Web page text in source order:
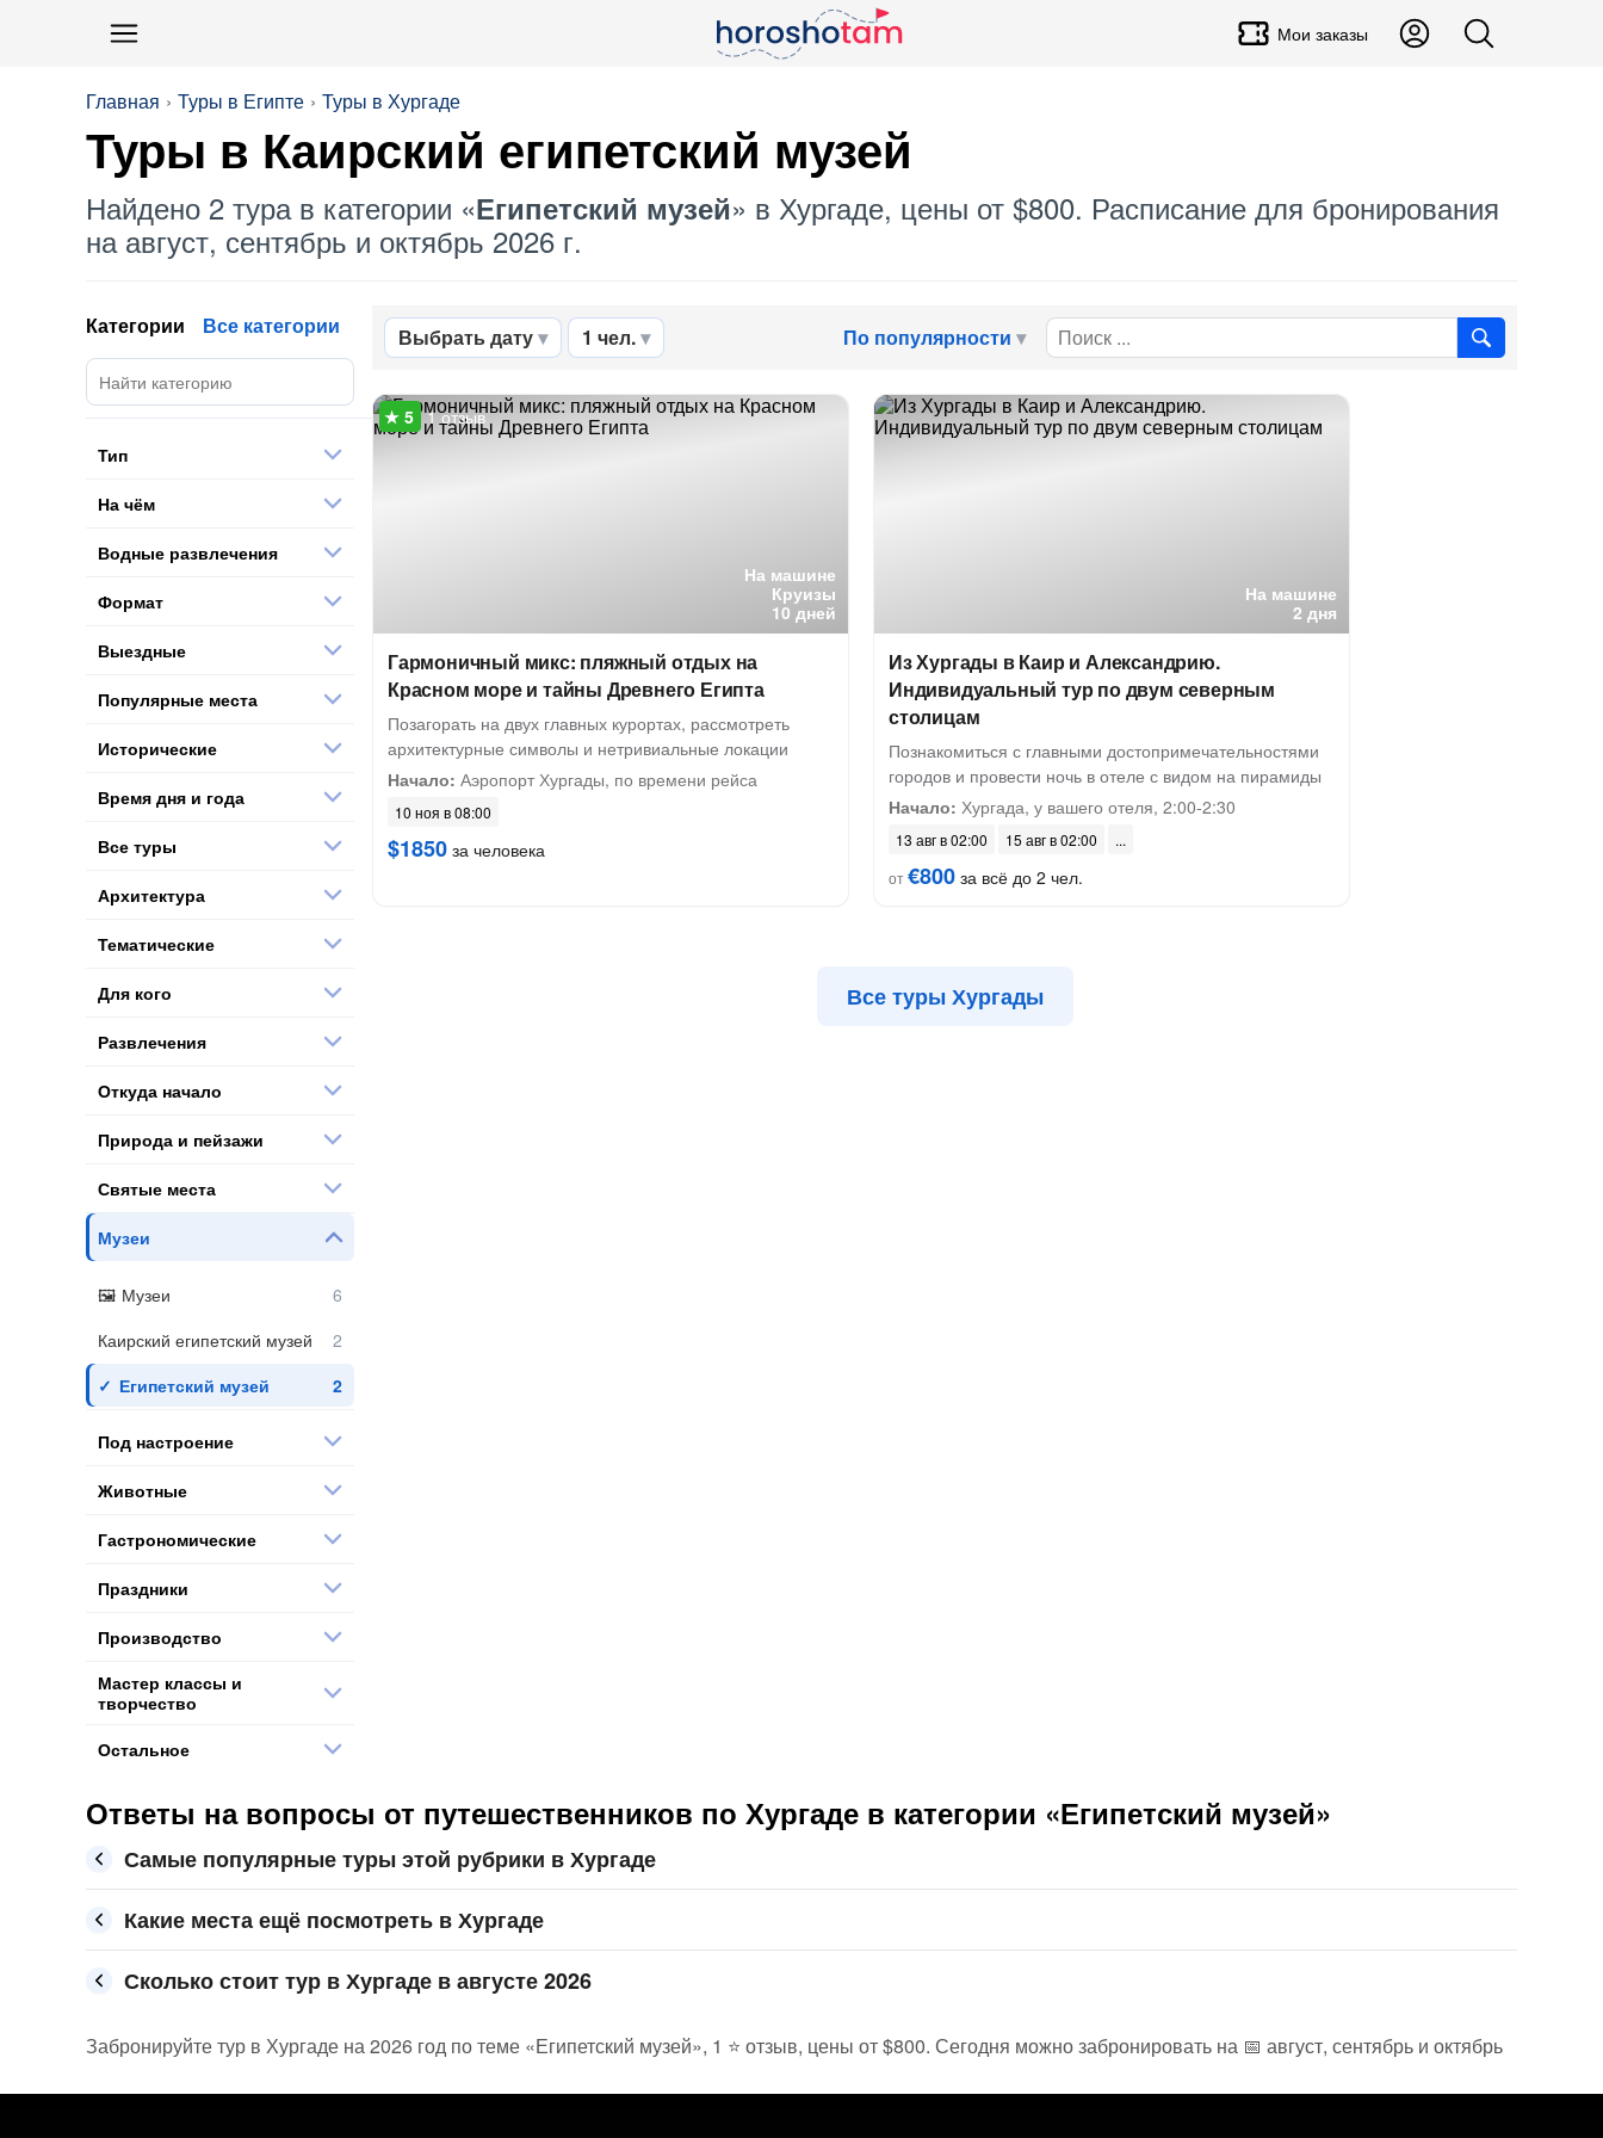
Мои заказы
Главная Туры в Египте Туры в Хургаде
Туры в Каирский египетский музей
Найдено 2 тура в категории «Египетский музей» в Хургаде, цены от $800. Расписание для бронирования
на август, сентябрь и октябрь 2026 г.
Выбрать дату 1 чел. По популярности
На машине
Круизы
10 дней
1 отзыв
Гармоничный микс: пляжный отдых на
Красном море и тайны Древнего Египта
Позагорать на двух главных курортах, рассмотреть
архитектурные символы и нетривиальные локации
Начало: Аэропорт Хургады, по времени рейса
10 ноя в 08:00
$1850 за человека
На машине
2 дня
Из Хургады в Каир и Александрию.
Индивидуальный тур по двум северным
столицам
Познакомиться с главными достопримечательностями
городов и провести ночь в отеле с видом на пирамиды
Начало: Хургада, у вашего отеля, 2:00-2:30
13 авг в 02:00
15 авг в 02:00
от€800 за всё до 2 чел.
Все туры Хургады
Категории Все категории
Тип
На чём
Водные развлечения
Формат
Выездные
Популярные места
Исторические
Время дня и года
Все туры
Архитектура
Тематические
Для кого
Развлечения
Откуда начало
Природа и пейзажи
Святые места
Музеи
Музеи
Каирский египетский музей
Египетский музей
Под настроение
Животные
Гастрономические
Праздники
Производство
Мастер классы и
творчество
Остальное
Ответы на вопросы от путешественников по Хургаде в категории «Египетский музей»
Самые популярные туры этой рубрики в Хургаде
Какие места ещё посмотреть в Хургаде
Сколько стоит тур в Хургаде в августе 2026
Забронируйте тур в Хургаде на 2026 год по теме «Египетский музей», 1 ⭐ отзыв, цены от $800. Сегодня можно забронировать на 📅 август, сентябрь и октябрь